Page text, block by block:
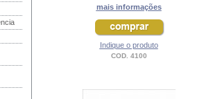
mais informações
Indique o produto
COD. 4100